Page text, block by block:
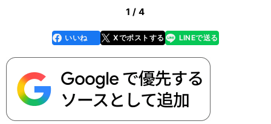
1 / 4
faceboo
k
いいね Xでポストする
line LINEで送る